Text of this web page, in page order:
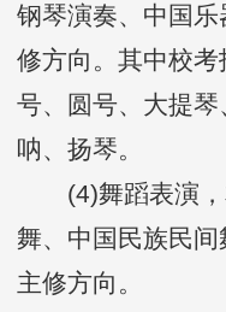
钢琴演奏、中国
修方向。其中校
号、圆号、大提
呐、扬琴。
(4)舞蹈表演，
舞、中国民族民
主修方向。